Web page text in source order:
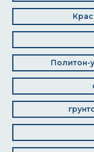
Политон-